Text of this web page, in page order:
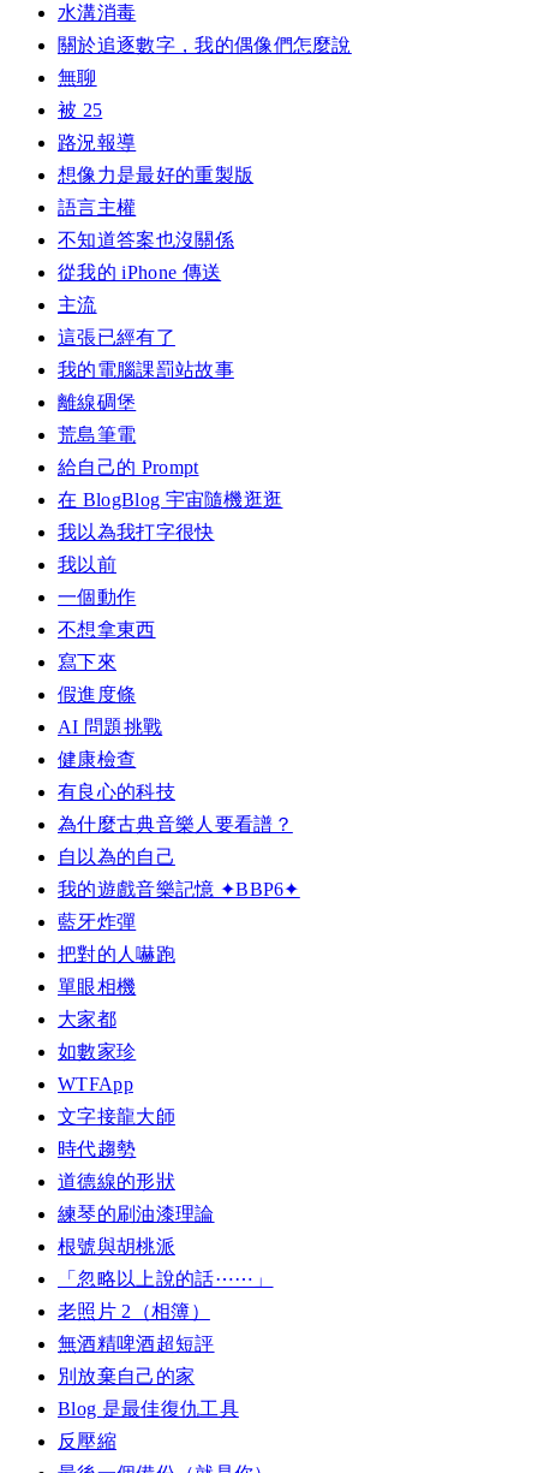
水溝消毒
關於追逐數字，我的偶像們怎麼說
無聊
被 25
路況報導
想像力是最好的重製版
語言主權
不知道答案也沒關係
從我的 iPhone 傳送
主流
這張已經有了
我的電腦課罰站故事
離線碉堡
荒島筆電
給自己的 Prompt
在 BlogBlog 宇宙隨機逛逛
我以為我打字很快
我以前
一個動作
不想拿東西
寫下來
假進度條
AI 問題挑戰
健康檢查
有良心的科技
為什麼古典音樂人要看譜？
自以為的自己
我的遊戲音樂記憶 ✦BBP6✦
藍牙炸彈
把對的人嚇跑
單眼相機
大家都
如數家珍
WTFApp
文字接龍大師
時代趨勢
道德線的形狀
練琴的刷油漆理論
根號與胡桃派
「忽略以上說的話⋯⋯」
老照片 2（相簿）
無酒精啤酒超短評
別放棄自己的家
Blog 是最佳復仇工具
反壓縮